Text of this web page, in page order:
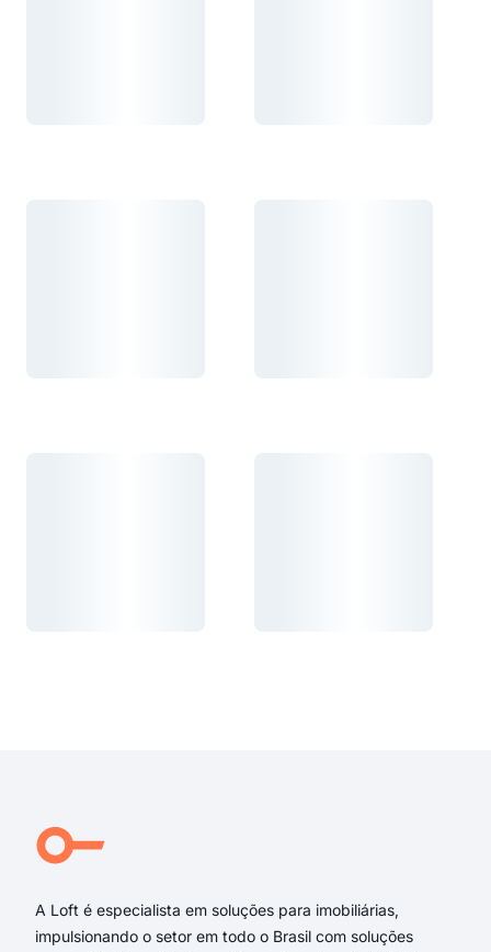
A Loft é especialista em soluções para imobiliárias,
impulsionando o setor em todo o Brasil com soluções